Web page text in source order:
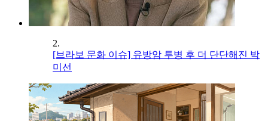
2.
[브라보 문화 이슈] 유방암 투병 후 더 단단해진 박
미선